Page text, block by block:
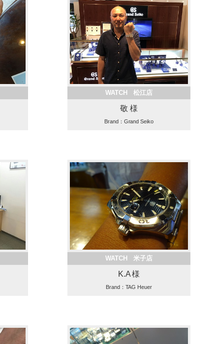
WATCH 松江店
敬 様
Brand：Grand Seiko
WATCH 米子店
K.A 様
Brand：TAG Heuer